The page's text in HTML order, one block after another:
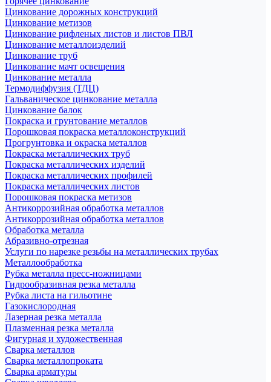
Цинкование дорожных конструкций
Цинкование метизов
Цинкование рифленых листов и листов ПВЛ
Цинкование металлоизделий
Цинкование труб
Цинкование мачт освещения
Цинкование металла
Термодиффузия (ТДЦ)
Гальваническое цинкование металла
Цинкование балок
Покраска и грунтование металлов
Порошковая покраска металлоконструкций
Прогрунтовка и окраска металлов
Покраска металлических труб
Покраска металлических изделий
Покраска металлических профилей
Покраска металлических листов
Порошковая покраска метизов
Антикоррозийная обработка металлов
Антикоррозийная обработка металлов
Обработка металла
Абразивно-отрезная
Услуги по нарезке резьбы на металлических трубах
Металлообработка
Рубка металла пресс-ножницами
Гидрообразивная резка металла
Рубка листа на гильотине
Газокислородная
Лазерная резка металла
Плазменная резка металла
Фигурная и художественная
Сварка металлов
Сварка металлопроката
Сварка арматуры